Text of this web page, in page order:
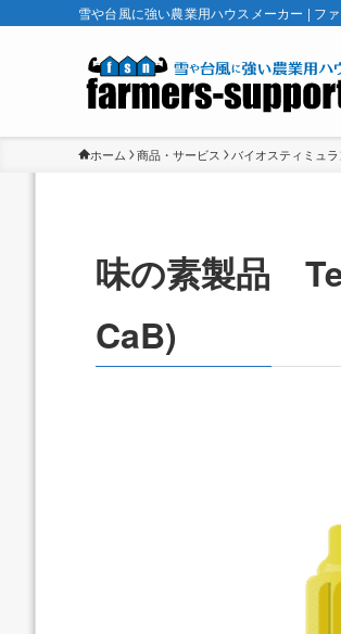
雪や台風に強い農業用ハウスメーカー | フ
ホーム 商品・サービス バイオスティミュラ
味の素製品
CaB)